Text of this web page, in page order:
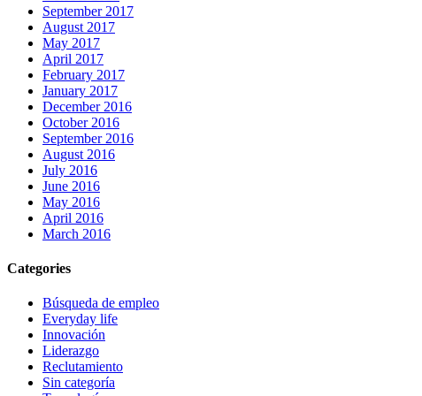
September 2017
August 2017
May 2017
April 2017
February 2017
January 2017
December 2016
October 2016
September 2016
August 2016
July 2016
June 2016
May 2016
April 2016
March 2016
Categories
Búsqueda de empleo
Everyday life
Innovación
Liderazgo
Reclutamiento
Sin categoría